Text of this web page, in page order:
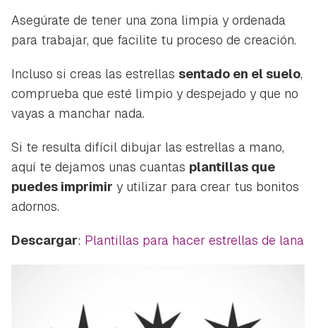
Asegúrate de tener una zona limpia y ordenada
para trabajar, que facilite tu proceso de creación.
Incluso si creas las estrellas sentado en el suelo,
comprueba que esté limpio y despejado y que no
vayas a manchar nada.
Si te resulta difícil dibujar las estrellas a mano,
aquí te dejamos unas cuantas plantillas que
puedes imprimir y utilizar para crear tus bonitos
adornos.
Descargar: Plantillas para hacer estrellas de lana